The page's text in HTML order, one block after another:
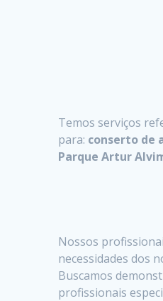
Temos serviços
para: conserto de
Parque Artur
Nossos
necessidades dos
Buscamos
profissionais